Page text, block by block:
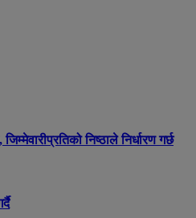
निष्ठाले निर्धारण गर्छ